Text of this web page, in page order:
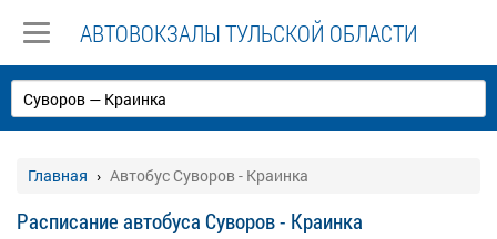
АВТОВОКЗАЛЫ ТУЛЬСКОЙ ОБЛАСТИ
Главная Автобус Суворов - Краинка
Расписание автобуса Суворов - Краинка